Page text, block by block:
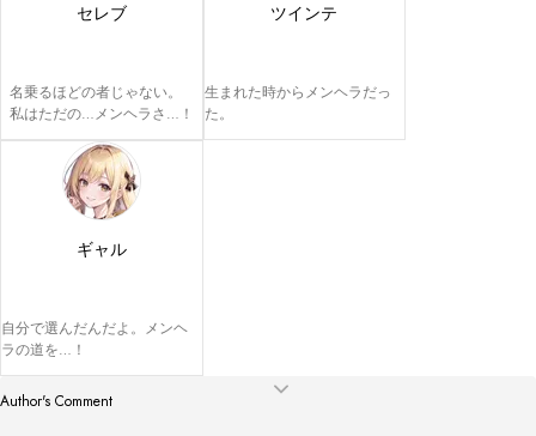
セレブ
名乗るほどの者じゃない。
私はただの…メンヘラさ…！
ツインテ
生まれた時からメンヘラだっ
た。
ギャル
自分で選んだんだよ。メンヘ
ラの道を…！
Author's Comment